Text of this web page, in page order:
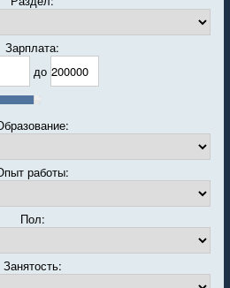
Зарплата:
до
работы:
Пол:
Занятость: